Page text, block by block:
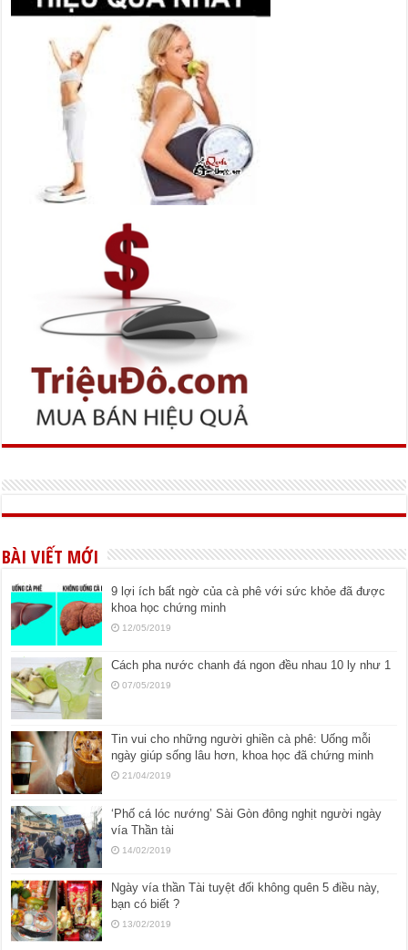
BÀI VIẾT MỚI
9 lợi ích bất ngờ của cà phê với sức khỏe đã được
khoa học chứng minh
12/05/2019
Cách pha nước chanh đá ngon đều nhau 10 ly như 1
07/05/2019
Tin vui cho những người ghiền cà phê: Uống mỗi
ngày giúp sống lâu hơn, khoa học đã chứng minh
21/04/2019
‘Phố cá lóc nướng’ Sài Gòn đông nghịt người ngày
vía Thần tài
14/02/2019
Ngày vía thần Tài tuyệt đối không quên 5 điều này,
bạn có biết ?
13/02/2019